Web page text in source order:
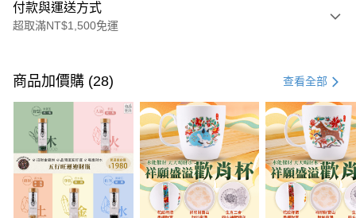
付款與運送方式
超取滿NT$1,500免運
信用卡一次付款
LINE Pay
Apple Pay
街口支付
悠遊付
商品加價購 (28) 查看全部